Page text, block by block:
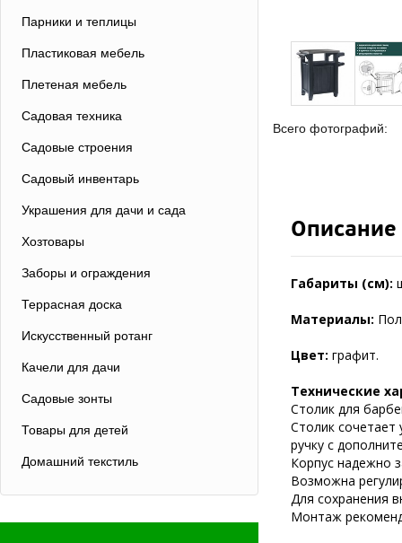
Парники и теплицы
Пластиковая мебель
Плетеная мебель
Садовая техника
Садовые строения
Садовый инвентарь
Украшения для дачи и сада
Хозтовары
Заборы и ограждения
Террасная доска
Искусственный ротанг
Качели для дачи
Садовые зонты
Товары для детей
Домашний текстиль
Всего фотографий:
Описание
Габариты (см):
Материалы:
Цвет: графит.
Технические
Столик для
Столик
ручку с
Корпус надежно
Возможна
Для сохранения
Монтаж